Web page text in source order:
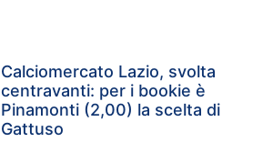
Calciomercato Lazio, svolta
centravanti: per i bookie è
Pinamonti (2,00) la scelta di
Gattuso